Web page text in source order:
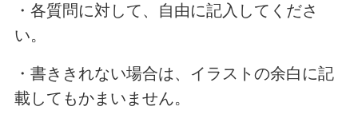
・各質問に対して、自由に記入してくださ
い。
・書ききれない場合は、イラストの余白に記
載してもかまいません。